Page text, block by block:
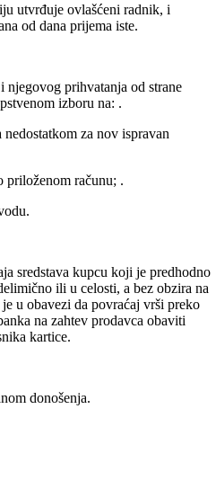
utvrđuje ovlašćeni radnik, i
od dana prijema iste.
prihvatanja od strane
izboru na: .
za nov ispravan
priloženom računu; .
sredstava kupcu koji je predhodno
ili u celosti, a bez obzira na
u obavezi da povraćaj vrši preko
na zahtev prodavca obaviti
kartice.
donošenja.